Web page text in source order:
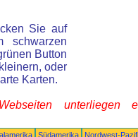
Sie auf
schwarzen
Button
oder
Karten.
unterliegen
Südamerika
Nordwest-